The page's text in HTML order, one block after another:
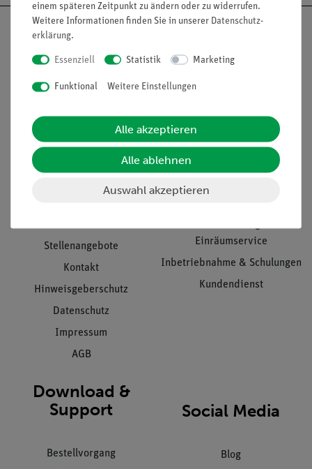
Informationen
Stellenangebote
Kontakt
Hinweisgeberschutz
Datenschutz
Impressum
AGB
Service
Einräumservice
Inbetriebnahme & Schulungen
Kundendienst
Download &
Support
Bestellvorgang
Social Media
Blog
einem späteren Zeitpunkt zu ändern oder zu widerrufen.
Weitere Informationen finden Sie in unserer Daten­schutz­
erklärung.
Essenziell Statistik Marketing
Funktional Weitere Einstellungen
Alle akzeptieren
Alle ablehnen
Auswahl akzeptieren